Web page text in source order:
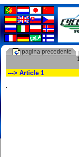
pagina precedente
---> Article 1
.